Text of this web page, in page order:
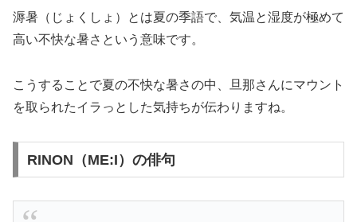
溽暑（じょくしょ）とは夏の季語で、気温と湿度が極めて
高い不快な暑さという意味です。
こうすることで夏の不快な暑さの中、旦那さんにマウント
を取られたイラっとした気持ちが伝わりますね。
RINON（ME:I）の俳句